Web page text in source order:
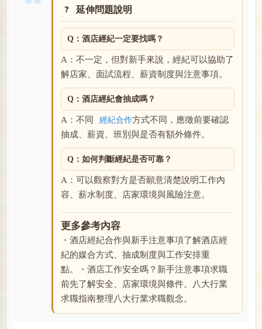
延伸問題說明
Q：酒店經紀一定要找嗎？
A：不一定，但對新手來說，經紀可以協助了
解店家、面試流程、薪資制度與注意事項。
Q：酒店經紀會抽成嗎？
A：不同 經紀合作方式不同，應徵前要確認
抽成、薪資、班別與是否有額外條件。
Q：如何判斷經紀是否可靠？
A：可以觀察對方是否願意清楚說明工作內
容、薪水制度、店家環境與風險注意。
更多參考內容
・酒店經紀合作與新手注意事項了解酒店經
紀的媒合方式、抽成制度與工作安排重
點。・酒店工作安全嗎？新手注意事項求職
前先了解安全、店家環境與條件。八大行業
求職指南整理八大行業求職觀念。